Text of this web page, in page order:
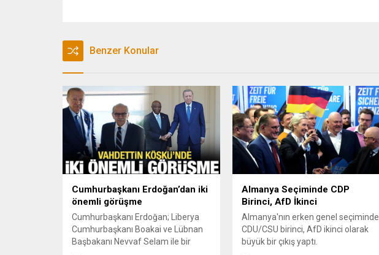
Benzer Konular
Cumhurbaşkanı Erdoğan’dan iki
önemli görüşme
Cumhurbaşkanı Erdoğan; Liberya
Cumhurbaşkanı Boakai ve Lübnan
Başbakanı Nevvaf Selam ile bir
Almanya Seçiminde CDP
Birinci, AfD İkinci
Almanya'nın erken genel seçiminde
CDU/CSU birinci, AfD ikinci olarak
büyük bir çıkış yaptı.